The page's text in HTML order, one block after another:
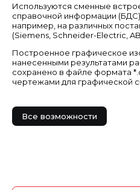
Используются сменные
справочной информации
например, на различных
(Siemens, Schneider-Electric,
Построенное графическое
нанесенными результатами
сохранено в файле формата
чертежами для графической
Все возможности